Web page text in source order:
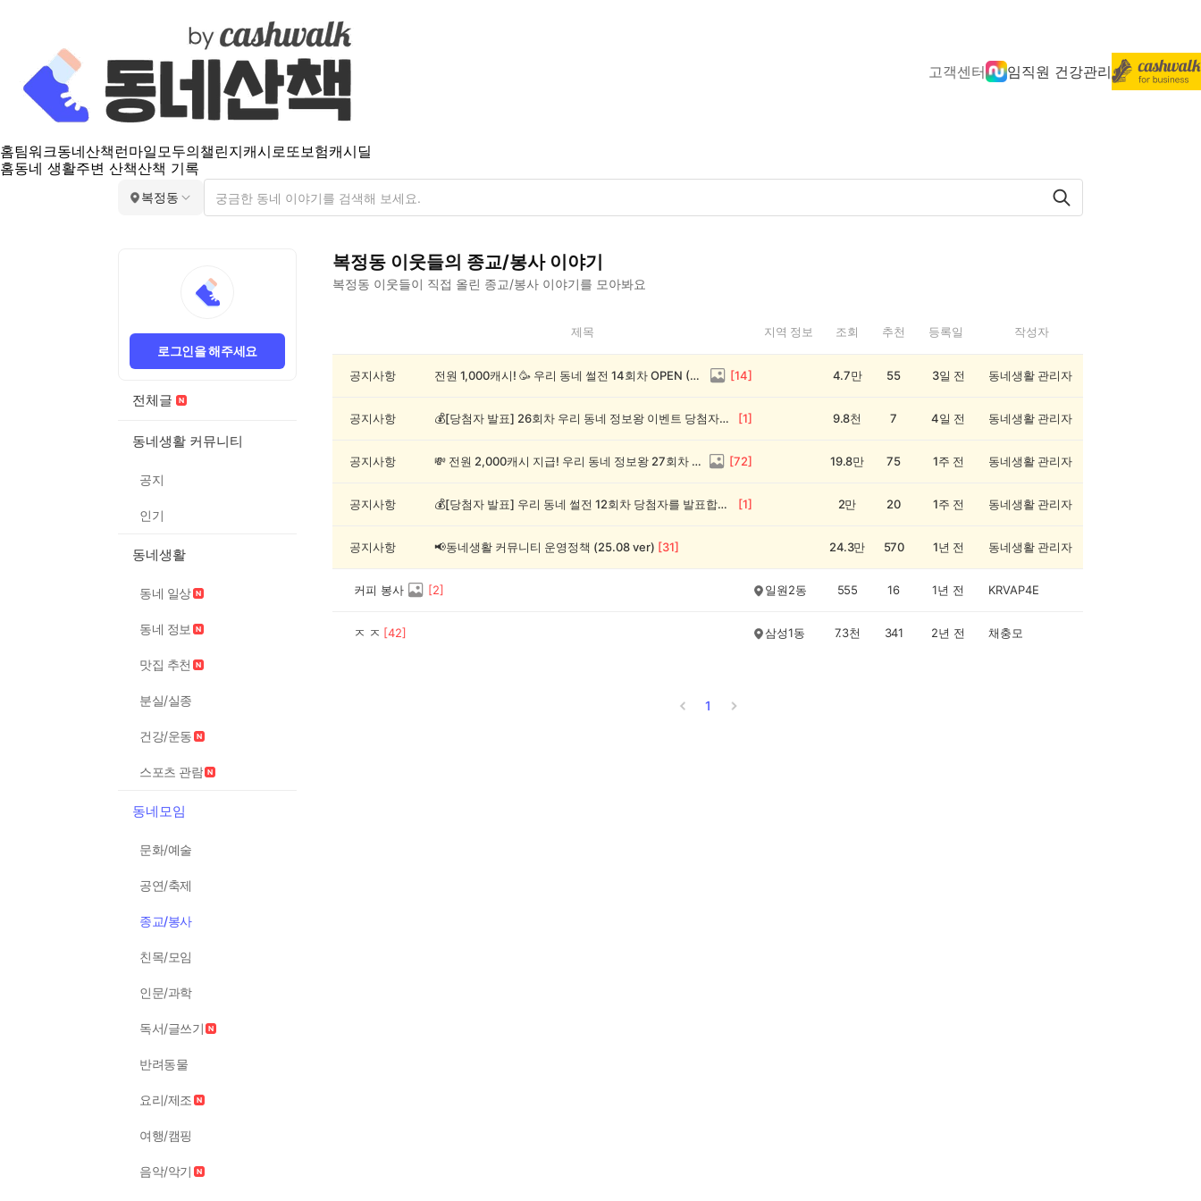
고객센터 임직원 건강관리
홈팀워크동네산책 런마일모두의챌린지캐시로또보험캐시딜
홈동네 생활주변 산책산책 기록
복정동
로그인을 해주세요
전체글
동네생활 커뮤니티
공지
인기
동네생활
동네 일상
동네 정보
맛집 추천
분실/실종
건강/운동
스포츠 관람
동네모임
문화/예술
공연/축제
종교/봉사
친목/모임
인문/과학
독서/글쓰기
반려동물
요리/제조
여행/캠핑
음악/악기
복정동 이웃들의 종교/봉사이야기
복정동 이웃들이 직접 올린 종교/봉사 이야기를 모아봐요
동
제목 지역 정보 조회 추천 등록일 작성자
공지사항 전원 1,000캐시! 🥳 우리 동네 썰전 14회차 OPEN (~8/17) [14] 4.7만 55 3일 전 동네생활 관리자
공지사항 💰[당첨자 발표] 26회차 우리 동네 정보왕 이벤트 당첨자를 발표합니다! [1] 9.8천 7 4일 전 동네생활 관리자
공지사항 💸 전원 2,000캐시 지급! 우리 동네 정보왕 27회차 (~8/10) [72] 19.8만 75 1주 전 동네생활 관리자
공지사항 💰[당첨자 발표] 우리 동네 썰전 12회차 당첨자를 발표합니다! [1] 2만 20 1주 전 동네생활 관리자
공지사항 📢동네생활 커뮤니티 운영정책 (25.08 ver) [31] 24.3만 570 1년 전 동네생활 관리자
커피 봉사 [2] 일원2동 555 16 1년 전 KRVAP4E
ㅈ ㅈ [42] 삼성1동 7.3천 341 2년 전 채충모
1